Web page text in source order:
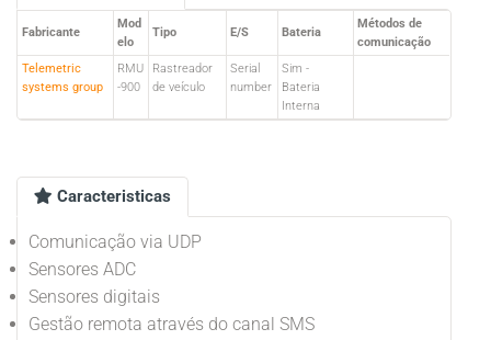
Fabricante
Mod
elo
Tipo E/S Bateria
Métodos de
comunicação
Telemetric
systems group
RMU
-900
Rastreador
de veículo
Serial
number
Sim -
Bateria
Interna
Caracteristicas
Comunicação via UDP
Sensores ADC
Sensores digitais
Gestão remota através do canal SMS